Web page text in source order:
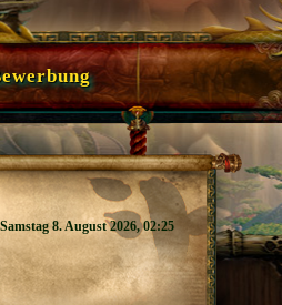
8. August 2026, 02:25